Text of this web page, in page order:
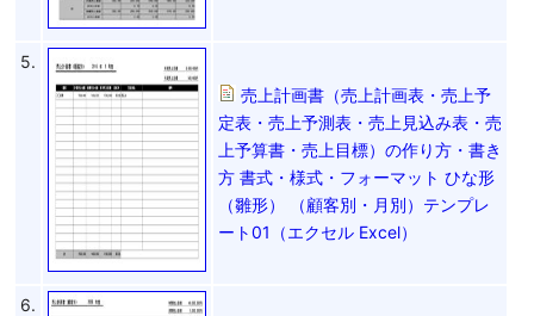
5.
売上計画書（売上計画表・売上予
定表・売上予測表・売上見込み表・売
上予算書・売上目標）の作り方・書き
方 書式・様式・フォーマット ひな形
（雛形） （顧客別・月別）テンプレ
ート01（エクセル Excel）
6.